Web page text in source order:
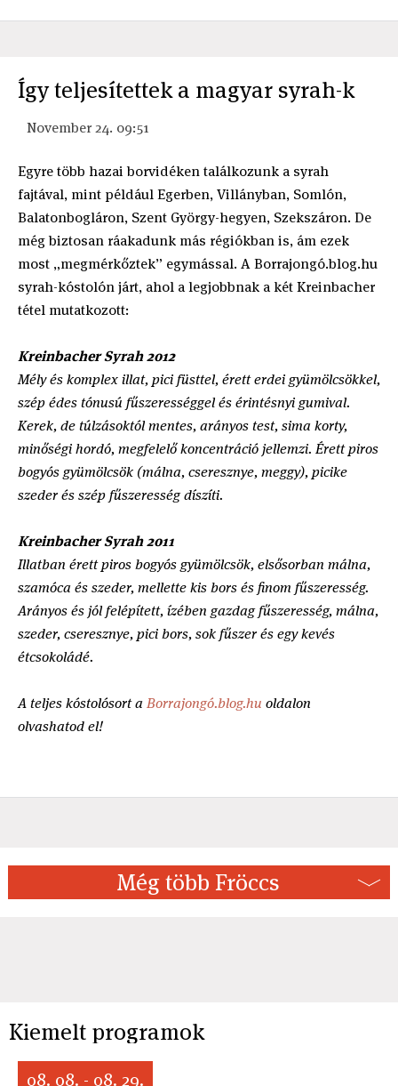
Így teljesítettek a magyar syrah-k
November 24. 09:51
Egyre több hazai borvidéken találkozunk a syrah
fajtával, mint például Egerben, Villányban, Somlón,
Balatonbogláron, Szent György-hegyen, Szekszáron. De
még biztosan ráakadunk más régiókban is, ám ezek
most „megmérkőztek” egymással. A Borrajongó.blog.hu
syrah-kóstolón járt, ahol a legjobbnak a két Kreinbacher
tétel mutatkozott:
Kreinbacher Syrah 2012
Mély és komplex illat, pici füsttel, érett erdei gyümölcsökkel,
szép édes tónusú fűszerességgel és érintésnyi gumival.
Kerek, de túlzásoktól mentes, arányos test, sima korty,
minőségi hordó, megfelelő koncentráció jellemzi. Érett piros
bogyós gyümölcsök (málna, cseresznye, meggy), picike
szeder és szép fűszeresség díszíti.
Kreinbacher Syrah 2011
Illatban érett piros bogyós gyümölcsök, elsősorban málna,
szamóca és szeder, mellette kis bors és finom fűszeresség.
Arányos és jól felépített, ízében gazdag fűszeresség, málna,
szeder, cseresznye, pici bors, sok fűszer és egy kevés
étcsokoládé.
A teljes kóstolósort aBorrajongó.blog.hu oldalon
olvashatod el!
Még több Fröccs
Kiemelt programok
08. 08. - 08. 29.